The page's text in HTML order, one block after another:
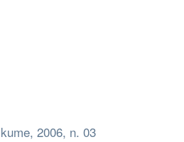
2006, n. 03